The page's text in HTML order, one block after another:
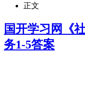
正文
国开学习网《
务1-5答案